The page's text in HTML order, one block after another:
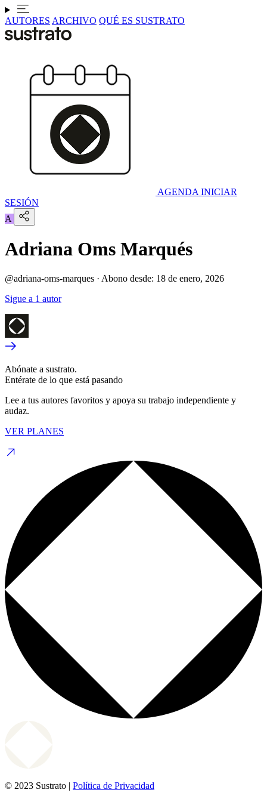
AUTORES ARCHIVO QUÉ ES SUSTRATO
AGENDA INICIAR
SESIÓN
A
Adriana Oms Marqués
@adriana-oms-marques · Abono desde: 18 de enero, 2026
Sigue a 1 autor
Abónate a sustrato.
Entérate de lo que está pasando
Lee a tus autores favoritos y apoya su trabajo independiente y
audaz.
VER PLANES
© 2023 Sustrato | Política de Privacidad